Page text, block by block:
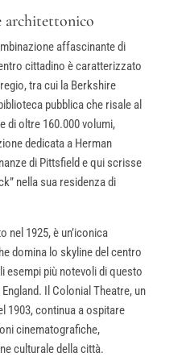
architettonico
affascinante di
cittadino è caratterizzato
tra cui la Berkshire
pubblica che risale al
di oltre 160.000 volumi,
dedicata a Herman
di Pittsfield e qui scrisse
nella sua residenza di
nel 1925, è un’iconica
domina lo skyline del centro
esempi più notevoli di questo
Il Colonial Theatre, un
1903, continua a ospitare
cinematografiche,
culturale della città.